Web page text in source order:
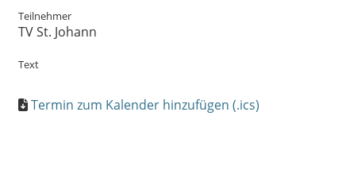
Teilnehmer
TV St. Johann
Text
Termin zum Kalender hinzufügen (.ics)